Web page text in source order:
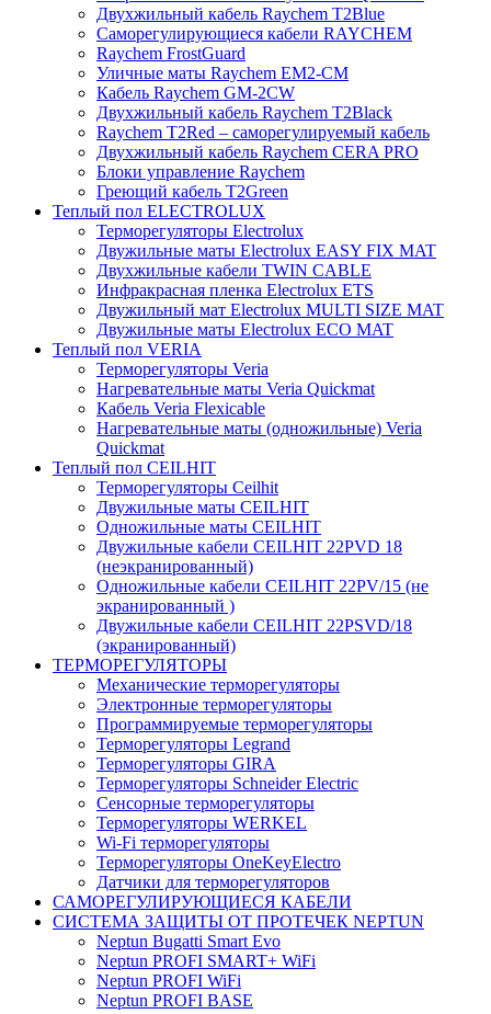
Двухжильный кабель Raychem T2Blue
Саморегулирующиеся кабели RAYCHEM
Raychem FrostGuard
Уличные маты Raychem EM2-CM
Кабель Raychem GM-2CW
Двухжильный кабель Raychem T2Black
Raychem T2Red – саморегулируемый кабель
Двухжильный кабель Raychem CERA PRO
Блоки управление Raychem
Греющий кабель T2Green
Теплый пол ELECTROLUX
Терморегуляторы Electrolux
Двужильные маты Electrolux EASY FIX MAT
Двухжильные кабели TWIN CABLE
Инфракрасная пленка Electrolux ETS
Двужильный мат Electrolux MULTI SIZE MAT
Двужильные маты Electrolux ECO MAT
Теплый пол VERIA
Терморегуляторы Veria
Нагревательные маты Veria Quickmat
Кабель Veria Flexicable
Нагревательные маты (одножильные) Veria
Quickmat
Теплый пол CEILHIT
Терморегуляторы Ceilhit
Двужильные маты CEILHIT
Одножильные маты CEILHIT
Двужильные кабели CEILHIT 22PVD 18
(неэкранированный)
Одножильные кабели CEILHIT 22PV/15 (не
экранированный )
Двужильные кабели CEILHIT 22PSVD/18
(экранированный)
ТЕРМОРЕГУЛЯТОРЫ
Механические терморегуляторы
Электронные терморегуляторы
Программируемые терморегуляторы
Терморегуляторы Legrand
Терморегуляторы GIRA
Терморегуляторы Schneider Electric
Сенсорные терморегуляторы
Терморегуляторы WERKEL
Wi-Fi терморегуляторы
Терморегуляторы OneKeyElectro
Датчики для терморегуляторов
САМОРЕГУЛИРУЮЩИЕСЯ КАБЕЛИ
СИСТЕМА ЗАЩИТЫ ОТ ПРОТЕЧЕК NEPTUN
Neptun Bugatti Smart Evo
Neptun PROFI SMART+ WiFi
Neptun PROFI WiFi
Neptun PROFI BASE